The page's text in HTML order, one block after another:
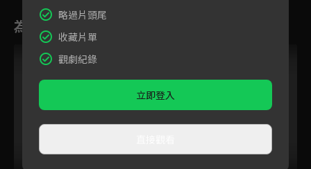
為您推薦
略過片頭尾
收藏片單
觀劇紀錄
立即登入